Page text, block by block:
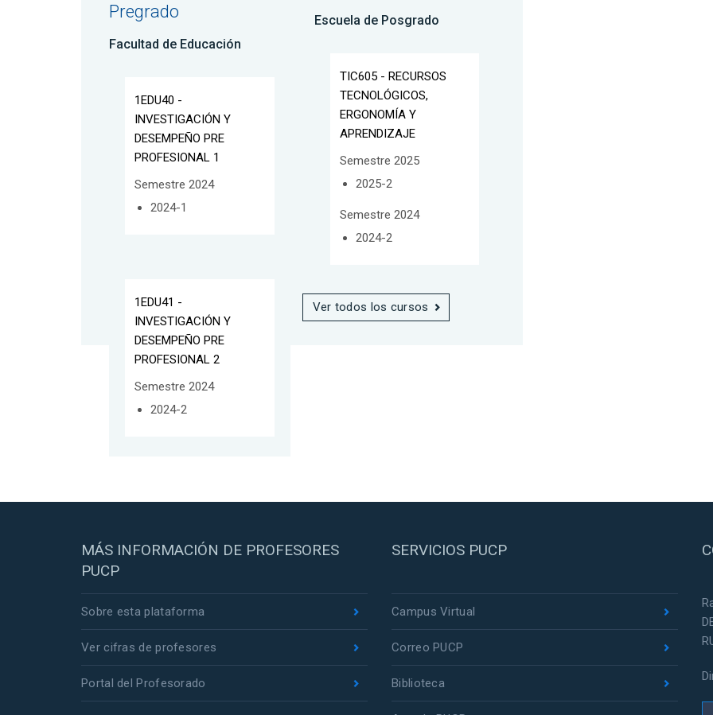
Pregrado
Facultad de Educación
1EDU40 -
INVESTIGACIÓN Y
DESEMPEÑO PRE
PROFESIONAL 1
Semestre 2024
2024-1
1EDU41 -
INVESTIGACIÓN Y
DESEMPEÑO PRE
PROFESIONAL 2
Semestre 2024
2024-2
Escuela de Posgrado
TIC605 - RECURSOS
TECNOLÓGICOS,
ERGONOMÍA Y
APRENDIZAJE
Semestre 2025
2025-2
Semestre 2024
2024-2
Ver todos los cursos
MÁS INFORMACIÓN DE PROFESORES
PUCP
Sobre esta plataforma
Ver cifras de profesores
Portal del Profesorado
SERVICIOS PUCP
Campus Virtual
Correo PUCP
Biblioteca